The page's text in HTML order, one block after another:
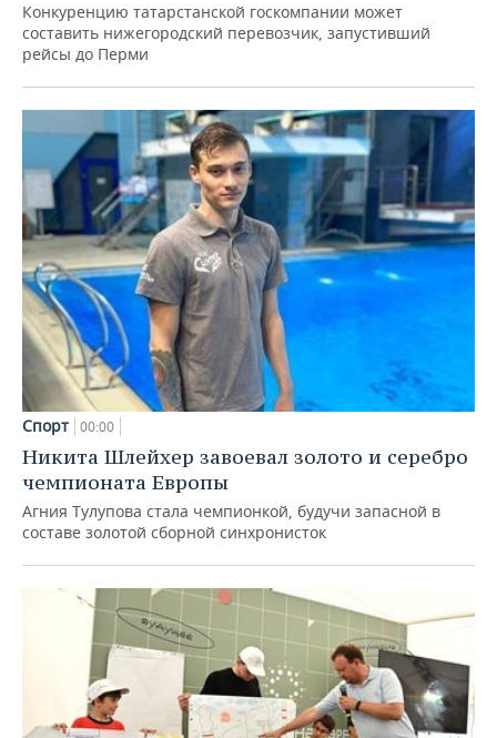
Конкуренцию татарстанской госкомпании может
составить нижегородский перевозчик, запустивший
рейсы до Перми
Спорт 00:00
Никита Шлейхер завоевал золото и серебро
чемпионата Европы
Агния Тулупова стала чемпионкой, будучи запасной в
составе золотой сборной синхронисток